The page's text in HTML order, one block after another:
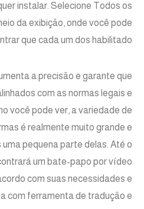
instalar. Selecione Todos os
da exibição, onde você pode
que cada um dos habilitado.
a precisão e garante que
com as normas legais e
você pode ver, a variedade de
é realmente muito grande e
uma pequena parte delas. Até o
um bate-papo por vídeo
com suas necessidades e
com ferramenta de tradução e